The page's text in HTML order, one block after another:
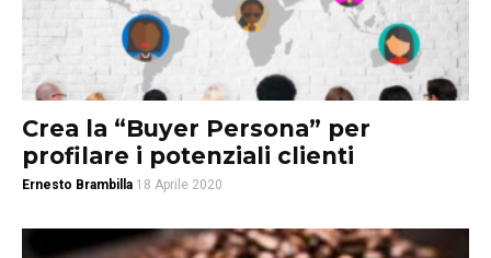
Crea la “Buyer Persona” per
profilare i potenziali clienti
Ernesto Brambilla 18 Aprile 2020